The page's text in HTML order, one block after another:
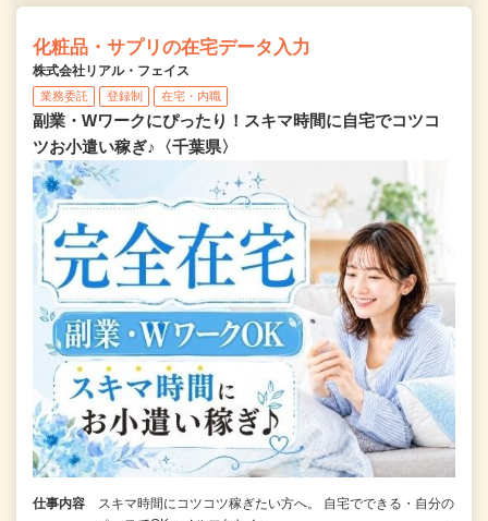
化粧品・サプリの在宅データ入力
株式会社リアル・フェイス
業務委託 登録制 在宅・内職
副業・Wワークにぴったり！スキマ時間に自宅でコツコ
ツお小遣い稼ぎ♪〈千葉県〉
仕事内容
スキマ時間にコツコツ稼ぎたい方へ。 自宅でできる・自分の